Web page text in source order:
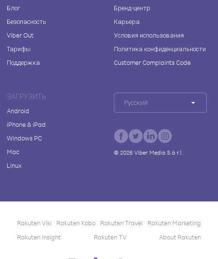
Блог
Безопасность
Viber Out
Тарифы
Поддержка
Бренд-центр
Карьера
Условия использования
Политика конфиденциальности
Customer Complaints Code
ЗАГРУЗИТЬ
Android
iPhone & iPad
Windows PC
Mac
Linux
Русский
© 2026Viber Media S.à r.l.
Rakuten Viki Rakuten Kobo Rakuten Travel
Rakuten Marketing
Rakuten Insight
Rakuten TV About Rakuten